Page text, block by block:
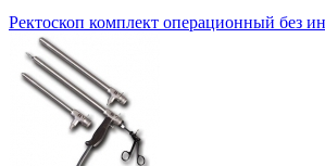
Ректоскоп комплект операционный без